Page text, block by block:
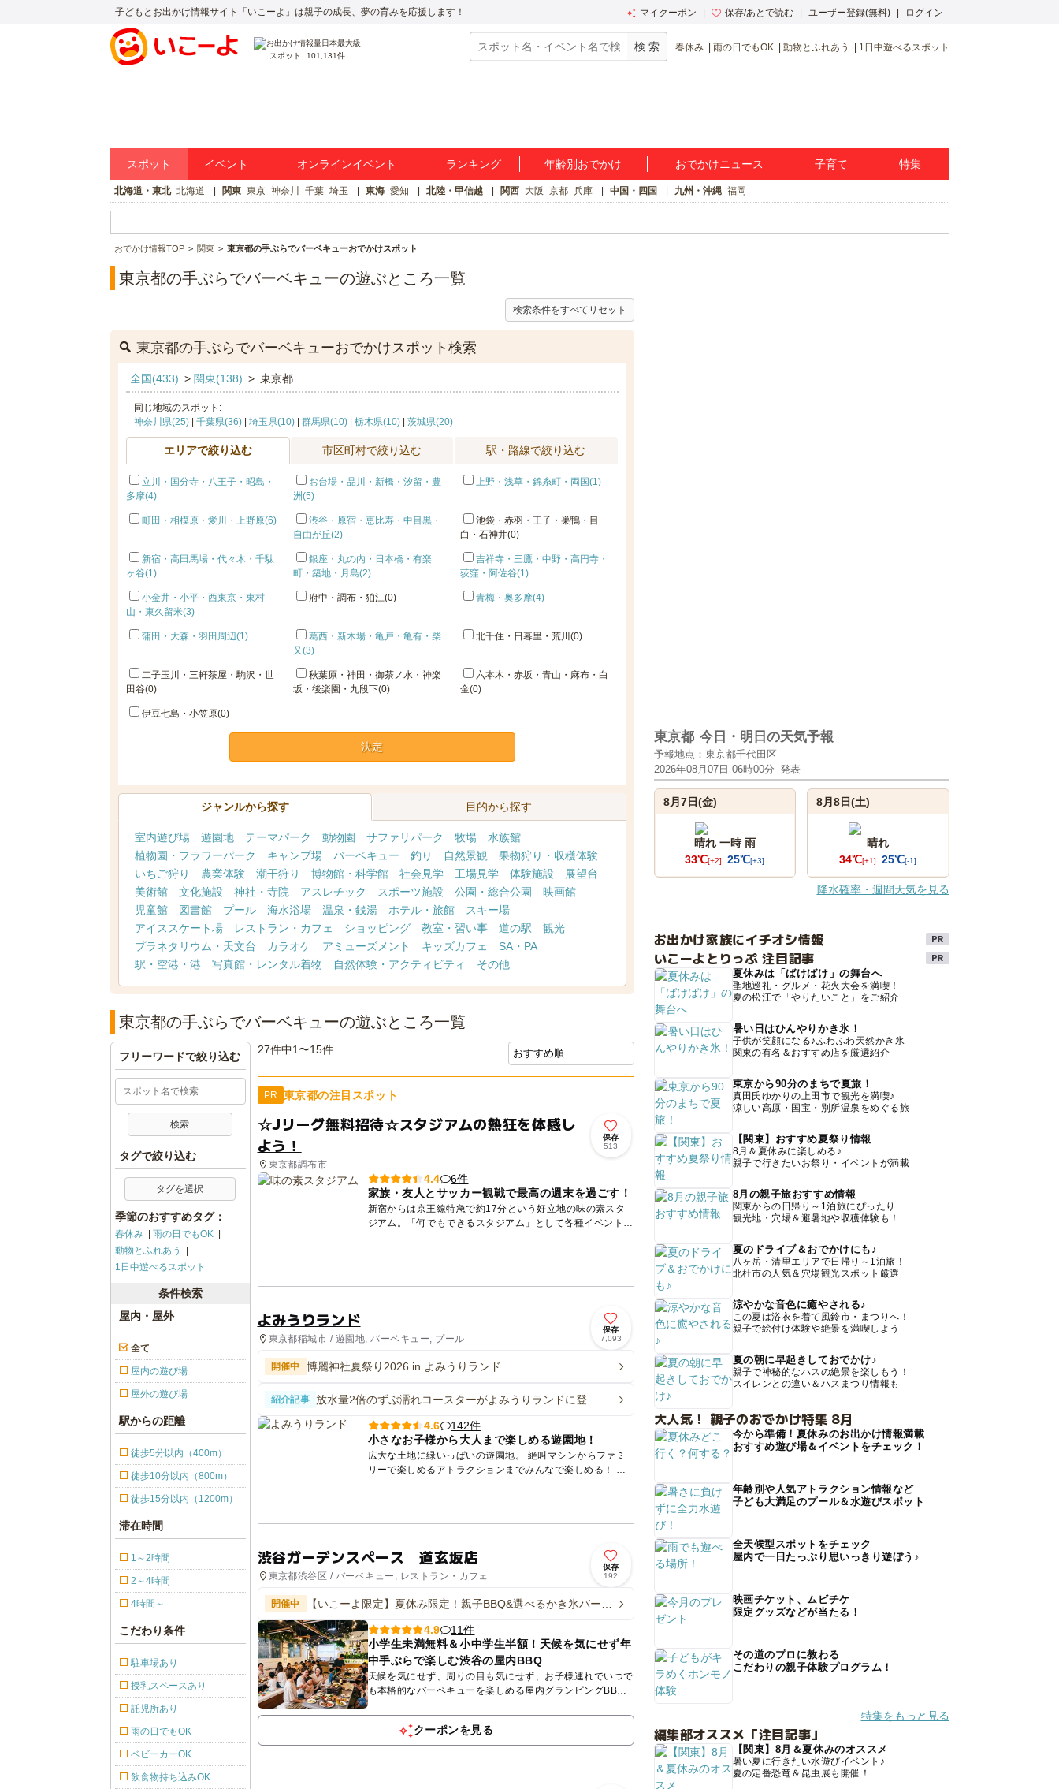
子どもとお出かけ情報サイト「いこーよ」は親子の成長、夢の育みを応援します！ マイクーポン 保存/あとで読む ユーザー登録(無料) ログイン
スポット 101,131件
春休み 雨の日でもOK 動物とふれあう 1日中遊べるスポット
スポット イベント オンラインイベント ランキング 年齢別おでかけ おでかけニュース 子育て 特集
北海道・東北 北海道 関東 東京 神奈川 千葉 埼玉 東海 愛知 北陸・甲信越 関西 大阪 京都 兵庫 中国・四国 九州・沖縄 福岡
おでかけ情報TOP 関東 東京都の手ぶらでバーベキューおでかけスポット
東京都の手ぶらでバーベキューの遊ぶところ一覧
検索条件をすべてリセット
東京都の手ぶらでバーベキューおでかけスポット検索
全国(433) > 関東(138) > 東京都
同じ地域のスポット:
神奈川県(25)| 千葉県(36)| 埼玉県(10)| 群馬県(10)| 栃木県(10)| 茨城県(20)
エリアで絞り込む 市区町村で絞り込む 駅・路線で絞り込む
立川・国分寺・八王子・昭島・
多摩(4)
お台場・品川・新橋・汐留・豊
洲(5)
上野・浅草・錦糸町・両国(1)
町田・相模原・愛川・上野原(6)
渋谷・原宿・恵比寿・中目黒・
自由が丘(2)
池袋・赤羽・王子・巣鴨・目
白・石神井(0)
新宿・高田馬場・代々木・千駄
ヶ谷(1)
銀座・丸の内・日本橋・有楽
町・築地・月島(2)
吉祥寺・三鷹・中野・高円寺・
荻窪・阿佐谷(1)
小金井・小平・西東京・東村
山・東久留米(3)
府中・調布・狛江(0) 青梅・奥多摩(4)
蒲田・大森・羽田周辺(1)
葛西・新木場・亀戸・亀有・柴
又(3)
北千住・日暮里・荒川(0)
二子玉川・三軒茶屋・駒沢・世
田谷(0)
秋葉原・神田・御茶ノ水・神楽
坂・後楽園・九段下(0)
六本木・赤坂・青山・麻布・白
金(0)
伊豆七島・小笠原(0)
決定
ジャンルから探す 目的から探す
室内遊び場 遊園地 テーマパーク 動物園 サファリパーク 牧場
水族館
植物園・フラワーパーク
キャンプ場 バーベキュー 釣り 自然景観
果物狩り・収穫体験
いちご狩り
農業体験 潮干狩り 博物館・科学館 社会見学 工場見学 体験施設
展望台
美術館
文化施設 神社・寺院 アスレチック スポーツ施設 公園・総合公園
映画館
児童館
図書館 プール 海水浴場 温泉・銭湯 ホテル・旅館
スキー場
アイススケート場
レストラン・カフェ ショッピング 教室・習い事 道の駅
観光
プラネタリウム・天文台
カラオケ アミューズメント キッズカフェ
SA・PA
駅・空港・港
写真館・レンタル着物 自然体験・アクティビティ その他
東京都の手ぶらでバーベキューの遊ぶところ一覧
27件中1〜15件
PR 東京都の注目スポット
☆Jリーグ無料招待☆スタジアムの熱狂を体感し
よう！
東京都調布市
保存
513
4.4
6件
家族・友人とサッカー観戦で最高の週末を過ごす！
新宿からは京王線特急で約17分という好立地の味の素スタ
ジアム。「何でもできるスタジアム」として各種イベントが
よみうりランド
東京都稲城市 / 遊園地, バーベキュー, プール
保存
7,093
開催中 博麗神社夏祭り2026 in よみうりランド
紹介記事
放水量2倍のずぶ濡れコースターがよみうりランドに登
4.6
142件
小さなお子様から大人まで楽しめる遊園地！
広大な土地に緑いっぱいの遊園地。 絶叫マシンからファミ
リーで楽しめるアトラクションまでみんなで楽しめる！ 遊
渋谷ガーデンスペース 道玄坂店
東京都渋谷区 / バーベキュー, レストラン・カフェ
保存
192
開催中
【いこーよ限定】夏休み限定！親子BBQ&選べるかき氷バー体
験
4.9
11件
小学生未満無料＆小中学生半額！天候を気にせず年
中手ぶらで楽しむ渋谷の屋内BBQ
天候を気にせず、周りの目も気にせず、お子様連れでいつで
も本格的なバーベキューを楽しめる屋内グランピングBBQ
空間です。ママ友会やご親戚の集まり、お誕生日会などを思
い出に残る一...
クーポンを見る
フリーワードで絞り込む
タグで絞り込む
タグを選択
季節のおすすめタグ：
春休み
雨の日でもOK
動物とふれあう
1日中遊べるスポット
条件検索
屋内・屋外
全て
屋内の遊び場
屋外の遊び場
駅からの距離
徒歩5分以内（400m）
徒歩10分以内（800m）
徒歩15分以内（1200m）
滞在時間
1～2時間
2～4時間
4時間～
こだわり条件
駐車場あり
授乳スペースあり
託児所あり
雨の日でもOK
ベビーカーOK
飲食物持ち込みOK
東京都 今日・明日の天気予報
予報地点：東京都千代田区
2026年08月07日 06時00分 発表
8月7日(金)
晴れ 一時 雨
33℃[+2] 25℃[+3]
8月8日(土)
晴れ
34℃[+1] 25℃[-1]
降水確率・週間天気を見る
お出かけ家族にイチオシ情報
いこーよとりっぷ 注目記事
夏休みは「ばけばけ」の舞台へ
聖地巡礼・グルメ・花火大会を満喫！
夏の松江で「やりたいこと」をご紹介
暑い日はひんやりかき氷！
子供が笑顔になる♪ふわふわ天然かき氷
関東の有名＆おすすめ店を厳選紹介
東京から90分のまちで夏旅！
真田氏ゆかりの上田市で観光を満喫♪
涼しい高原・国宝・別所温泉をめぐる旅
【関東】おすすめ夏祭り情報
8月＆夏休みに楽しめる♪
親子で行きたいお祭り・イベントが満載
8月の親子旅おすすめ情報
関東からの日帰り～1泊旅にぴったり
観光地・穴場＆避暑地や収穫体験も！
夏のドライブ＆おでかけにも♪
八ヶ岳・清里エリアで日帰り～1泊旅！
北杜市の人気＆穴場観光スポット厳選
涼やかな音色に癒やされる♪
この夏は浴衣を着て風鈴市・まつりへ！
親子で絵付け体験や絶景を満喫しよう
夏の朝に早起きしておでかけ♪
親子で神秘的なハスの絶景を楽しもう！
スイレンとの違い＆ハスまつり情報も
大人気！ 親子のおでかけ特集 8月
今から準備！夏休みのお出かけ情報満載
おすすめ遊び場＆イベントをチェック！
年齢別や人気アトラクション情報など
子ども大満足のプール＆水遊びスポット
全天候型スポットをチェック
屋内で一日たっぷり思いっきり遊ぼう♪
映画チケット、ムビチケ
限定グッズなどが当たる！
その道のプロに教わる
こだわりの親子体験プログラム！
特集をもっと見る
編集部オススメ「注目記事」
【関東】8月＆夏休みのオススメ
暑い夏に行きたい水遊びイベント♪
夏の定番恐竜＆昆虫展も開催！